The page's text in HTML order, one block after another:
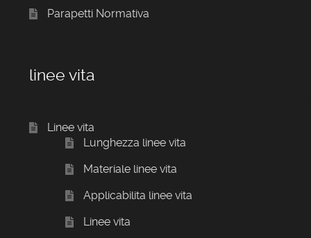
Parapetti Normativa
linee vita
Linee vita
Lunghezza linee vita
Materiale linee vita
Applicabilita linee vita
Linee vita